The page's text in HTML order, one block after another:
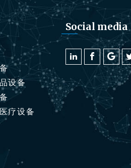
品设备
医疗设备
Social media